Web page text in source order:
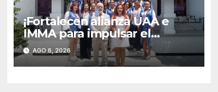
¡Fortalecen alianza UAA e
IMMA para impulsar el
desarrollo integral de las
mujeres universitarias!
AGO 6, 2026